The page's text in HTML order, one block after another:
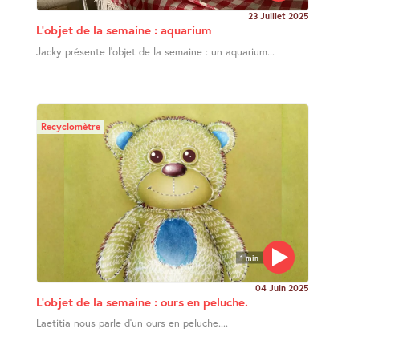
23 Juillet 2025
L’objet de la semaine : aquarium
Jacky présente l’objet de la semaine : un aquarium...
1 min
Recyclomètre
04 Juin 2025
L’objet de la semaine : ours en peluche.
Laetitia nous parle d’un ours en peluche....